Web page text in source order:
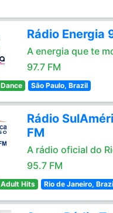
Rádio Energia
A energia que te
97.7 FM
Dance São Paulo, Brazil
Rádio
FM
A rádio oficial do
95.7 FM
Adult Hits Rio de Janeiro,